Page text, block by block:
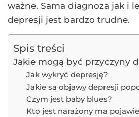
ważne. Sama diagnoza jak i
depresji jest bardzo trudne.
Spis treści
Jakie mogą być przyczyny
Jak wykryć depresję?
Jakie są objawy depresji
Czym jest baby blues?
Kto jest narażony ma